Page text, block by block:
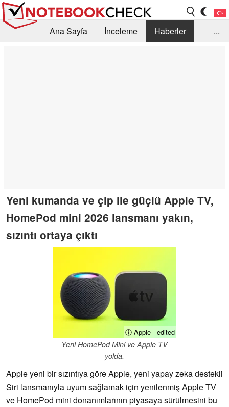
Ana Sayfa İnceleme
Haberler
...
Yeni kumanda ve çip ile güçlü Apple TV,
HomePod mini 2026 lansmanı yakın,
sızıntı ortaya çıktı
ⓘ Apple - edited
Yeni HomePod Mini ve Apple TV
yolda.
Apple yeni bir sızıntıya göre Apple, yeni yapay zeka destekli
Siri lansmanıyla uyum sağlamak için yenilenmiş Apple TV
ve HomePod mini donanımlarının piyasaya sürülmesini bu